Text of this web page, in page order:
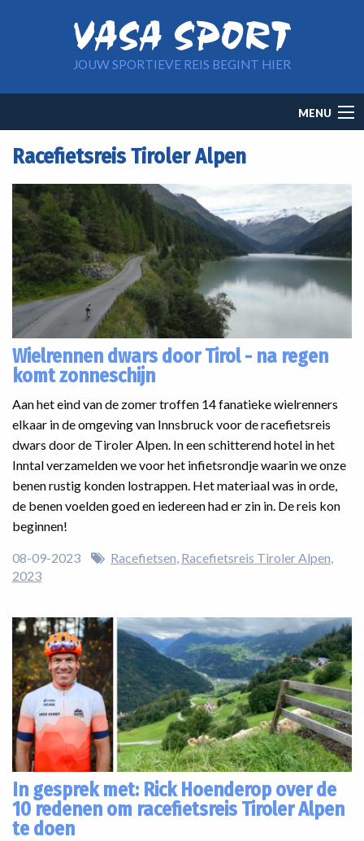
JOUW SPORTIEVE REIS BEGINT HIER
navigation
MENU
Racefietsreis Tiroler Alpen
Wielrennen dwars door Tirol - na regen
komt zonneschijn
Aan het eind van de zomer troffen 14 fanatieke wielrenners
elkaar in de omgeving van Innsbruck voor de racefietsreis
dwars door de Tiroler Alpen. In een schitterend hotel in het
Inntal verzamelden we voor het infietsrondje waarin we onze
benen rustig konden lostrappen. Het materiaal was in orde,
de benen voelden goed en iedereen had er zin in. De reis kon
beginnen!
08-09-2023 Racefietsen Racefietsreis Tiroler Alpen
2023
In gesprek met: Rick Hoenderop over de
10 redenen om racefietsreis Tiroler Alpen
te doen